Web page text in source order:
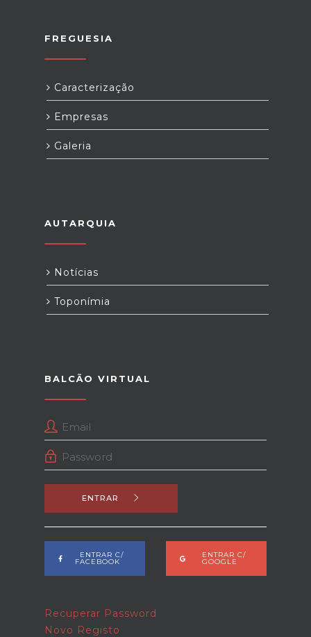
FREGUESIA
Caracterização
Empresas
Galeria
AUTARQUIA
Notícias
Toponímia
BALCÃO VIRTUAL
ENTRAR
ENTRAR C/
FACEBOOK
ENTRAR C/
GOOGLE
Recuperar Password
Novo Registo